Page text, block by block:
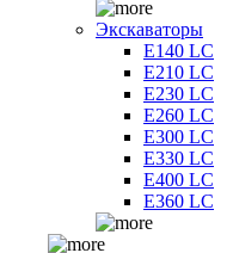
Экскаваторы
E140 LC
E210 LC
E230 LC
E260 LC
E300 LC
E330 LC
E400 LC
E360 LC